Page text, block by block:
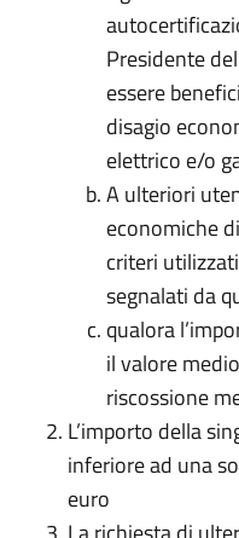
Presidente
essere
disagio
elettrico e/o
A ulteriori
economiche
criteri
segnalati da
qualora
il valore
riscossione
L’importo della
inferiore ad una
euro